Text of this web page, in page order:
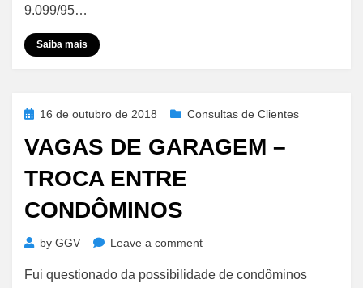
9.099/95…
Saiba mais
Posted16 de outubro de 2018 Consultas de Clientes
VAGAS DE GARAGEM –
TROCA ENTRE
CONDÔMINOS
by GGV Leave a commenton
de
Fui questionado da possibilidade de condôminos